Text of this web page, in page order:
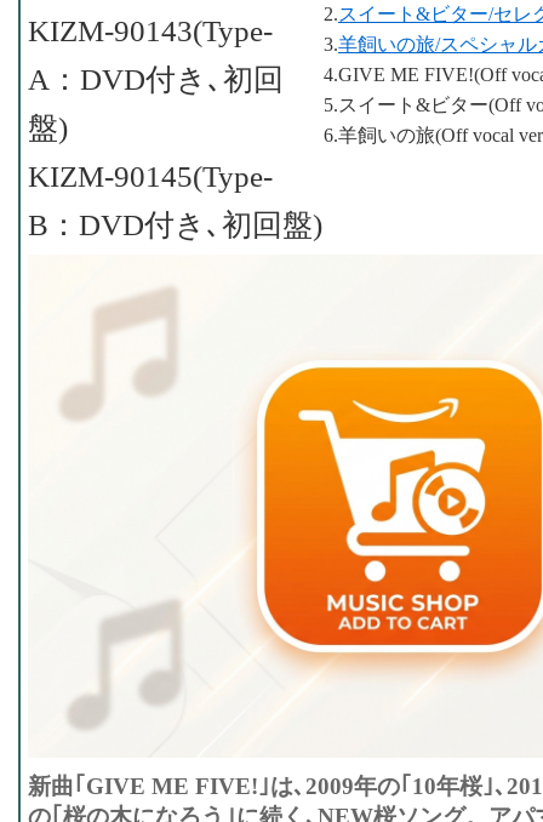
2.スイート&ビター/セレ
3.羊飼いの旅/スペシャル
4.GIVE ME FIVE!(Off
5.スイート&ビター(Off
6.羊飼いの旅(Off vocal
KIZM-90143(Type-
A：DVD付き､初回
盤)
KIZM-90145(Type-
B：DVD付き､初回盤)
新曲｢GIVE ME FIVE!｣は､2009年の｢10年桜｣､
の｢桜の木になろう｣に続く､NEW桜ソング。ア